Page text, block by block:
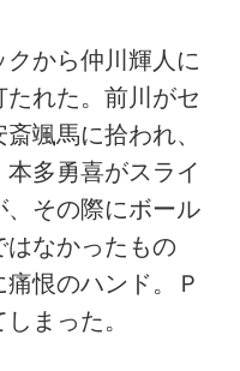
から仲川輝人に
れた。前川がセ
颯馬に拾われ、
多勇喜がスライ
、その際にボール
なかったもの
恨のハンド。Ｐ
まった。